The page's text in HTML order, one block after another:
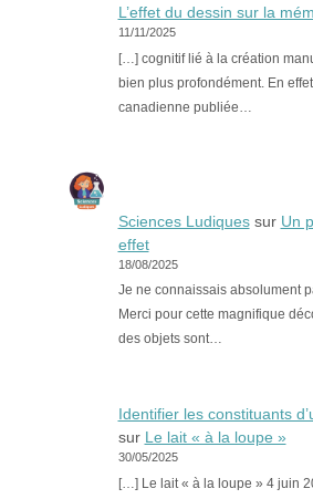
L’effet du dessin sur la
11/11/2025
[…] cognitif lié à la création
bien plus profondément. En
canadienne publiée…
Sciences Ludiquessur Un
effet
18/08/2025
Je ne connaissais absolument
Merci pour cette magnifique
des objets sont…
Identifier les constituants
sur Le lait « à la loupe »
30/05/2025
[…] Le lait « à la loupe » 4 juin